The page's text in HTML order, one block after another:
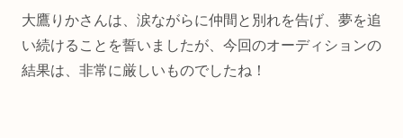
大鷹りかさんは、涙ながらに仲間と別れを告げ、夢を追
い続けることを誓いましたが、今回のオーディションの
結果は、非常に厳しいものでしたね！